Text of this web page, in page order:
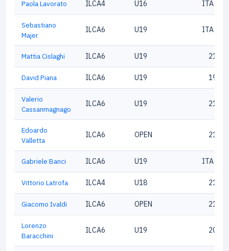
Paola Lavorato ILCA4 U16 ITA
Sebastiano
Majer
ILCA6 U19 ITA
Mattia Cislaghi ILCA6 U19
David Piana ILCA6 U19
Valerio
Cassanmagnago
ILCA6 U19
Edoardo
Valletta
ILCA6 OPEN
Gabriele Banci ILCA6 U19 ITA
Vittorio Latrofa ILCA4 U18
Giacomo Ivaldi ILCA6 OPEN
Lorenzo
Baracchini
ILCA6 U19